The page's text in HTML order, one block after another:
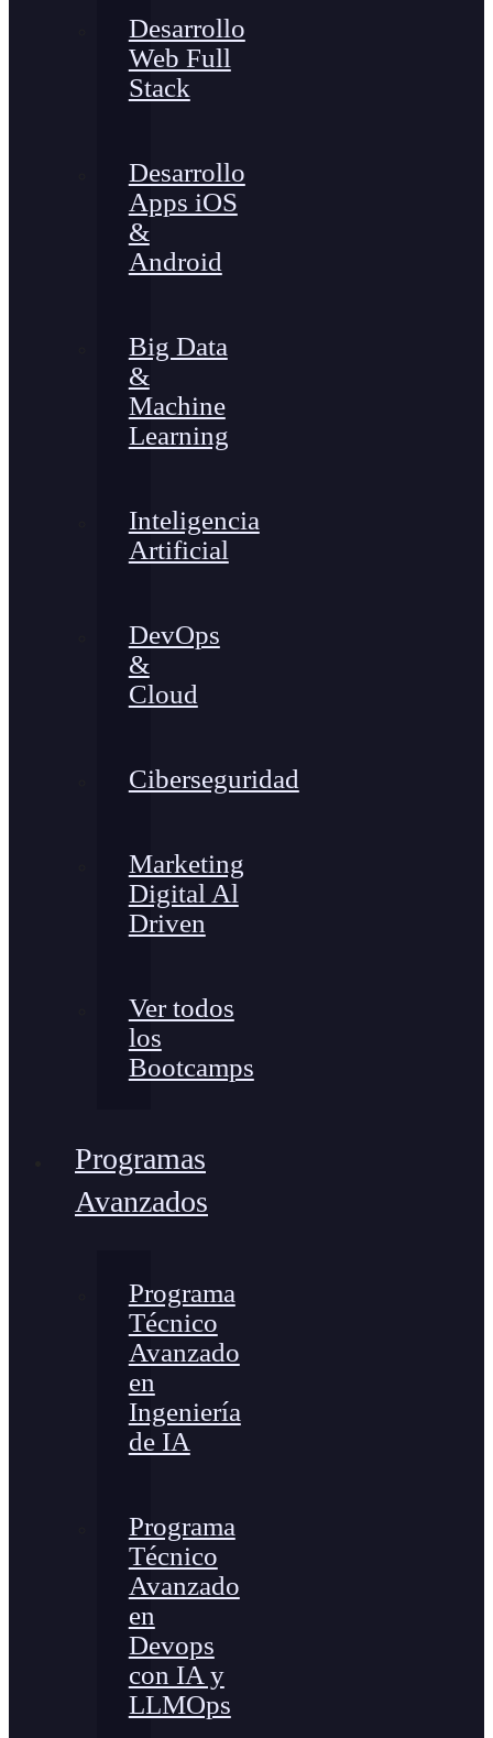
Desarrollo
Web Full
Stack
Desarrollo
Apps iOS
&
Android
Big Data
&
Machine
Learning
Inteligencia
Artificial
DevOps
&
Cloud
Ciberseguridad
Marketing
Digital Al
Driven
Ver todos
los
Bootcamps
Programas
Avanzados
Programa
Técnico
Avanzado
en
Ingeniería
de IA
Programa
Técnico
Avanzado
en
Devops
con IA y
LLMOps